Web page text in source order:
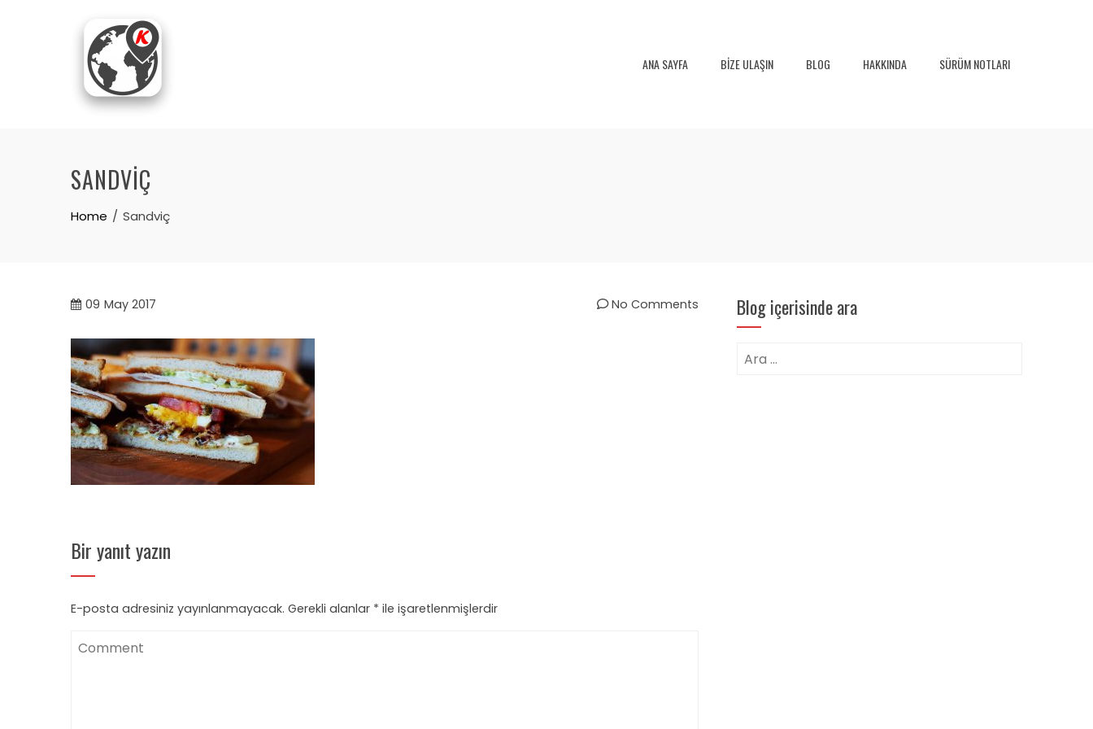
ANA SAYFA BIZE ULAŞIN BLOG HAKKINDA SÜRÜM NOTLARI
SANDVIÇ
Home Sandviç
09 May 2017 No Comments
Bir yanıt yazın
E-posta adresiniz yayınlanmayacak. Gerekli alanlar * ile işaretlenmişlerdir
Blog içerisinde ara
Arama: